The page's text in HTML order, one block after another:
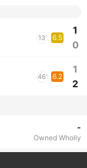
13' 6.5
1
0
46' 6.2
1
2
-
Owned Wholly